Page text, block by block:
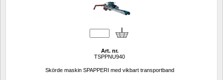
Art. nr.
TSPPNU940
Skörde maskin SPAPPERI med vikbart transportband